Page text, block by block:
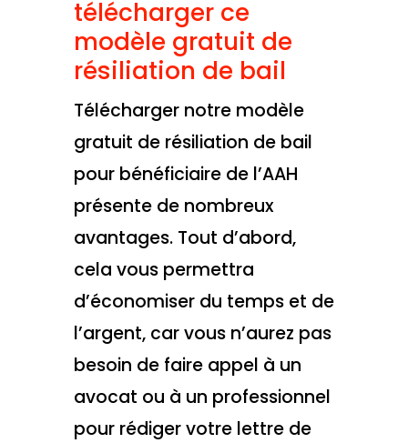
télécharger ce
modèle gratuit de
résiliation de bail
Télécharger notre modèle
gratuit de résiliation de bail
pour bénéficiaire de l’AAH
présente de nombreux
avantages. Tout d’abord,
cela vous permettra
d’économiser du temps et de
l’argent, car vous n’aurez pas
besoin de faire appel à un
avocat ou à un professionnel
pour rédiger votre lettre de